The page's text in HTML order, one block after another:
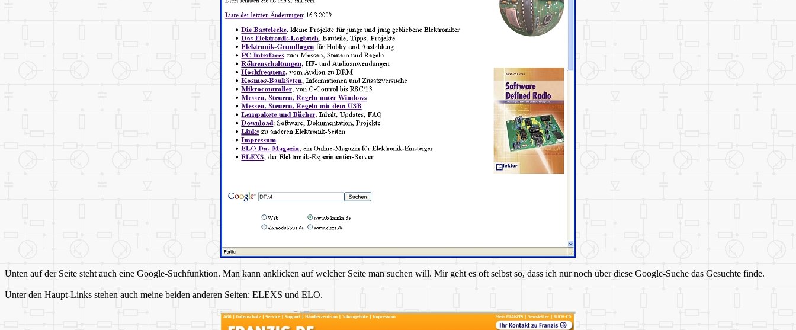
Unten auf der Seite steht auch eine Google-Suchfunktion. Man kann anklicken auf welcher Seite man suchen will. Mir geht es oft selbst so, dass ich nur noch über diese Google-Suche das Gesuchte finde.
Unter den Haupt-Links stehen auch meine beiden anderen Seiten: ELEXS und ELO.